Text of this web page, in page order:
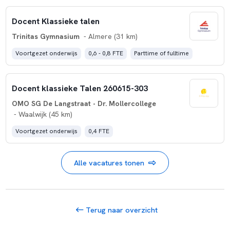
Docent Klassieke talen
Trinitas Gymnasium - Almere (31 km)
Voortgezet onderwijs 0,6 - 0,8 FTE Parttime of fulltime
Docent klassieke Talen 260615-303
OMO SG De Langstraat - Dr. Mollercollege
- Waalwijk (45 km)
Voortgezet onderwijs 0,4 FTE
Alle vacatures tonen
Terug naar overzicht